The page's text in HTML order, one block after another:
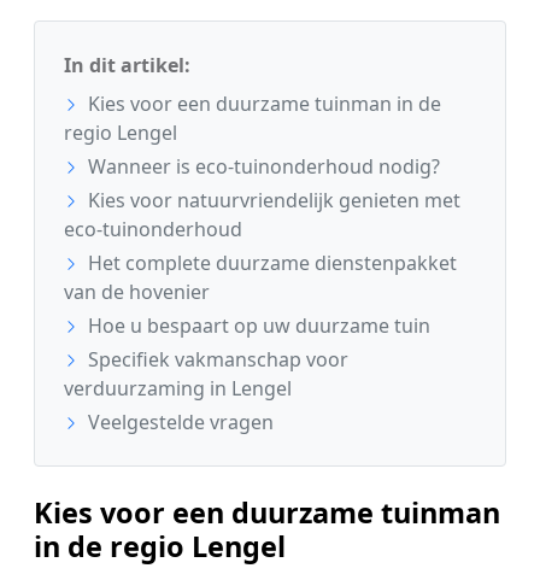
In dit artikel:
Kies voor een duurzame tuinman in de
regio Lengel
Wanneer is eco-tuinonderhoud nodig?
Kies voor natuurvriendelijk genieten met
eco-tuinonderhoud
Het complete duurzame dienstenpakket
van de hovenier
Hoe u bespaart op uw duurzame tuin
Specifiek vakmanschap voor
verduurzaming in Lengel
Veelgestelde vragen
Kies voor een duurzame tuinman
in de regio Lengel